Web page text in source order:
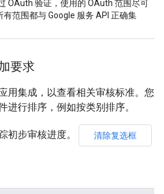
OAuth 验证，使用的 OAuth 范围尽可
有范围都与 Google 服务 API 正确集
要求
用集成，以查看相关审核标准。您
进行排序，例如按类别排序。
初步审核进度。 清除复选框